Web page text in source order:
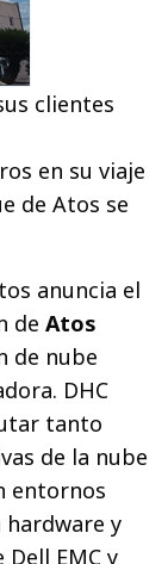
clientes
en su viaje
de Atos se
anuncia el
deAtos
de nube
DHC
tanto
de la nube
entornos
y
EMC y